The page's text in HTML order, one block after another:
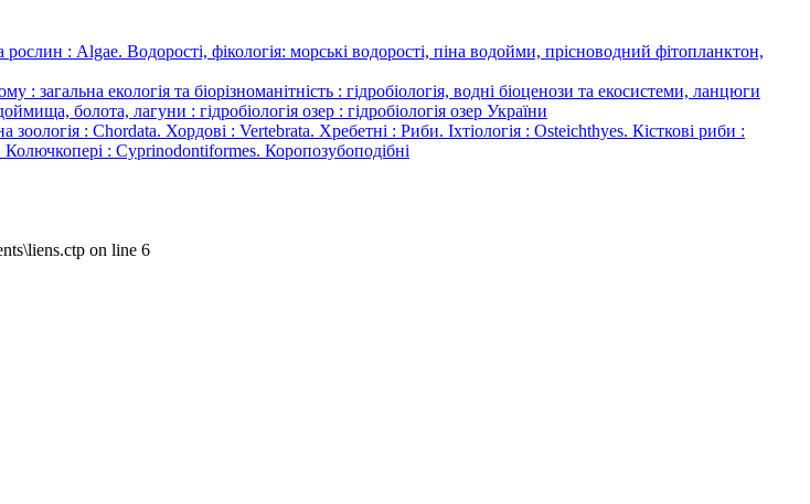
Algae. Водорості, фікологія: морські водорості, піна водойми, прісноводний фітопланктон,
екологія та біорізноманітність : гідробіологія, водні біоценози та екосистеми, ланцюги
болота, лагуни : гідробіологія озер : гідробіологія озер України
: Chordata. Хордові : Vertebrata. Хребетні : Риби. Іхтіологія : Osteichthyes. Кісткові риби :
: Cyprinodontiformes. Коропозубоподібні
on line 6